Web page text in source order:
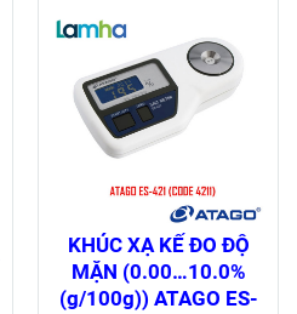
KHÚC XẠ KẾ ĐO ĐỘ
MẶN (0.00…10.0%
(g/100g)) ATAGO ES-